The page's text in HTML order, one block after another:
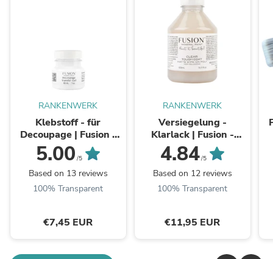
RANKENWERK
Klebstoff - für
Decoupage | Fusion -
Decoupage & Transfer
Gel
5.00 /5
Based on 13 reviews
100% Transparent
€7,45 EUR
RANKENWERK
Versiegelung -
Klarlack | Fusion -
Clear Tough Coat
4.84/5
Based on 12 reviews
100% Transparent
€11,95 EUR